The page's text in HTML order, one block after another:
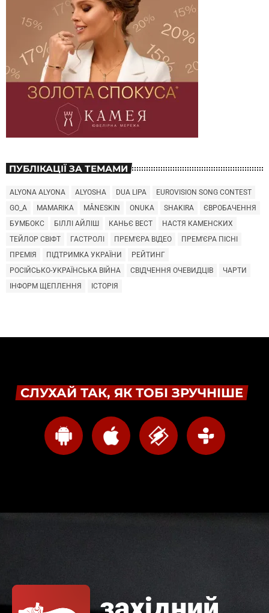
ПУБЛІКАЦІЇ ЗА ТЕМАМИ
ALYONA ALYONA ALYOSHA DUA LIPA
EUROVISION SONG CONTEST
GO_A
MAMARIKA MÅNESKIN ONUKA SHAKIRA
ЄВРОБАЧЕННЯ
БУМБОКС
БІЛЛІ АЙЛІШ КАНЬЄ ВЕСТ
НАСТЯ КАМЕНСКИХ
ТЕЙЛОР СВІФТ
ГАСТРОЛІ ПРЕМ'ЄРА ВІДЕО
ПРЕМ'ЄРА ПІСНІ
ПРЕМІЯ
ПІДТРИМКА УКРАЇНИ
РЕЙТИНГ
РОСІЙСЬКО-УКРАЇНСЬКА ВІЙНА
СВІДЧЕННЯ ОЧЕВИДЦІВ
ЧАРТИ
ІНФОРМ ЩЕПЛЕННЯ
ІСТОРІЯ
СЛУХАЙ ТАК, ЯК ТОБІ ЗРУЧНІШЕ